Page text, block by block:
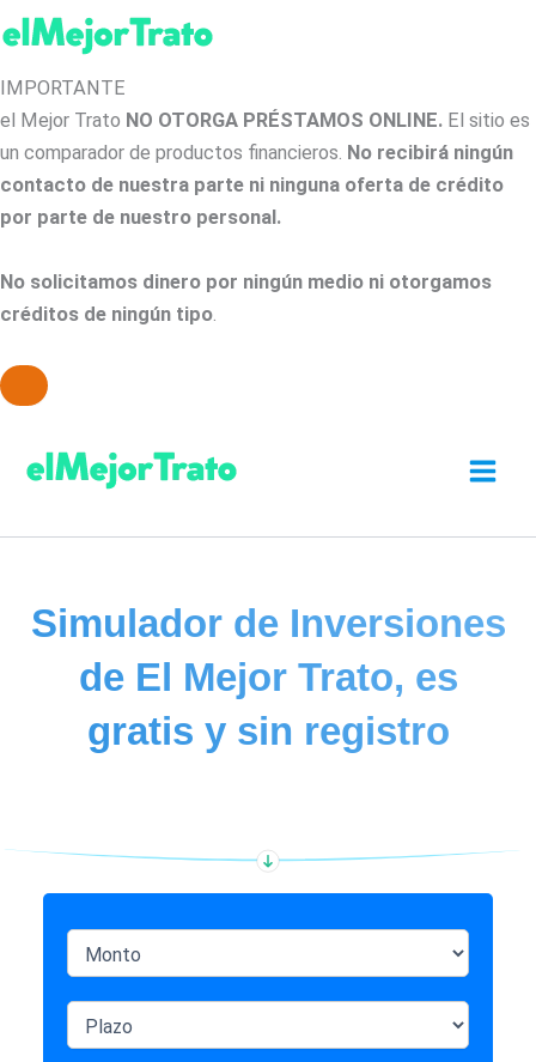
IMPORTANTE
el Mejor Trato NO OTORGA PRÉSTAMOS ONLINE. El sitio es
un comparador de productos financieros. No recibirá ningún
contacto de nuestra parte ni ninguna oferta de crédito
por parte de nuestro personal.
No solicitamos dinero por ningún medio ni otorgamos
créditos de ningún tipo.
contenido
Simulador de Inversiones
de El Mejor Trato, es
gratis y sin registro